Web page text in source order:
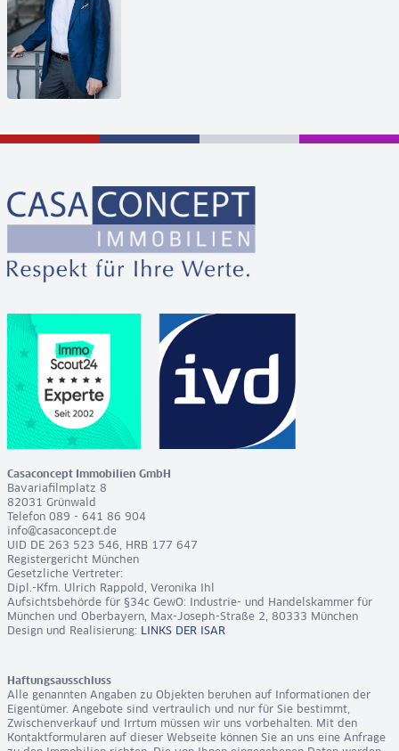
Casaconcept Immobilien GmbH
Bavariafilmplatz 8
82031 Grünwald
Telefon 089 - 641 86 904
info@casaconcept.de
UID DE 263 523 546, HRB 177 647
Registergericht München
Gesetzliche Vertreter:
Dipl.-Kfm. Ulrich Rappold, Veronika Ihl
Aufsichtsbehörde für §34c GewO: Industrie- und Handelskammer für
München und Oberbayern, Max-Joseph-Straße 2, 80333 München
Design und Realisierung: LINKS DER ISAR
Haftungsausschluss
Alle genannten Angaben zu Objekten beruhen auf Informationen der
Eigentümer. Angebote sind vertraulich und nur für Sie bestimmt,
Zwischenverkauf und Irrtum müssen wir uns vorbehalten. Mit den
Kontaktformularen auf dieser Webseite können Sie an uns eine Anfrage